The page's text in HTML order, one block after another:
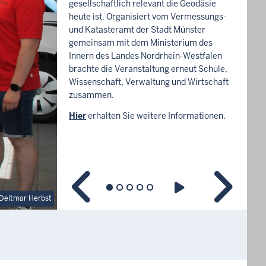
Herbst
gesellschaftlich relevant die Geodäsie
heute ist. Organisiert vom Vermessungs-
und Katasteramt der Stadt Münster
gemeinsam mit dem Ministerium des
Innern des Landes Nordrhein-Westfalen
brachte die Veranstaltung erneut Schule,
Wissenschaft, Verwaltung und Wirtschaft
zusammen.
Hiererhalten Sie weitere Informationen.